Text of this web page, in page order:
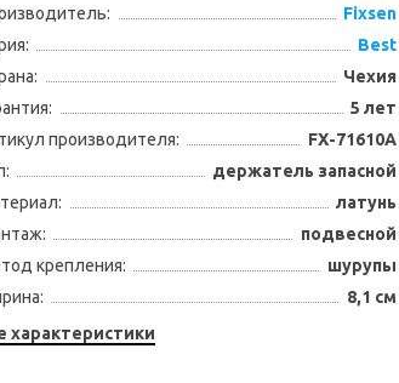
Fixsen
Best
Чехия
5 лет
производителя:
FX-71610A
держатель запасной
латунь
подвесной
крепления:
шурупы
8,1 см
характеристики